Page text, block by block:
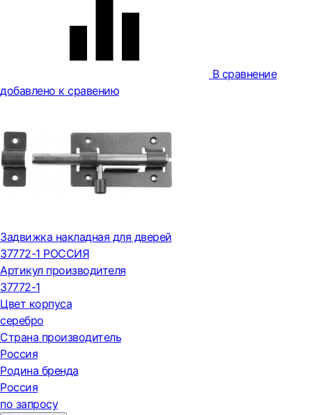
В сравнение
добавлено к сравению
Задвижка накладная для дверей
37772-1 РОССИЯ
Артикул производителя
37772-1
Цвет корпуса
серебро
Страна производитель
Россия
Родина бренда
Россия
по запросу